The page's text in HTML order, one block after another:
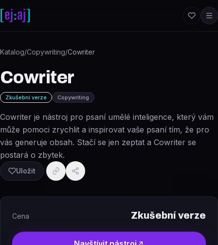
Katalog/Copywriting/Cowriter
Cowriter
Zkušební verze Copywriting
Cowriter je nástroj pro psaní umělé inteligence, který vám
může pomoci zrychlit a inspirovat vaše psaní tím, že pro
vás generuje obsah. Stačí se jen zeptat a Cowriter se
postará o zbytek.
Uložit
Cena Zkušební verze